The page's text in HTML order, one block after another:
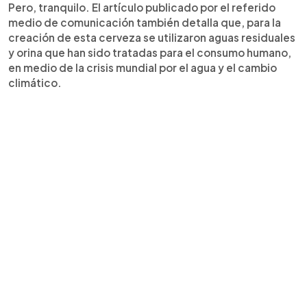
Pero, tranquilo. El artículo publicado por el referido
medio de comunicación también detalla que, para la
creación de esta cerveza se utilizaron aguas residuales
y orina que han sido tratadas para el consumo humano,
en medio de la crisis mundial por el agua y el cambio
climático.